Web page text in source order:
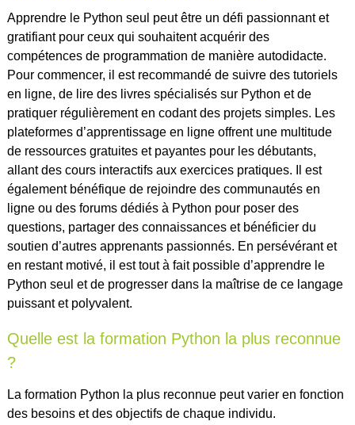
Apprendre le Python seul peut être un défi passionnant et
gratifiant pour ceux qui souhaitent acquérir des
compétences de programmation de manière autodidacte.
Pour commencer, il est recommandé de suivre des tutoriels
en ligne, de lire des livres spécialisés sur Python et de
pratiquer régulièrement en codant des projets simples. Les
plateformes d’apprentissage en ligne offrent une multitude
de ressources gratuites et payantes pour les débutants,
allant des cours interactifs aux exercices pratiques. Il est
également bénéfique de rejoindre des communautés en
ligne ou des forums dédiés à Python pour poser des
questions, partager des connaissances et bénéficier du
soutien d’autres apprenants passionnés. En persévérant et
en restant motivé, il est tout à fait possible d’apprendre le
Python seul et de progresser dans la maîtrise de ce langage
puissant et polyvalent.
Quelle est la formation Python la plus reconnue
?
La formation Python la plus reconnue peut varier en fonction
des besoins et des objectifs de chaque individu.